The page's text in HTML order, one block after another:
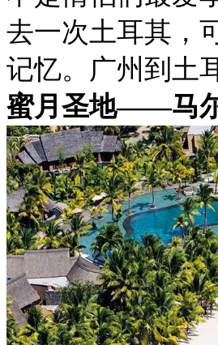
去一次土耳其，
记忆。广州到土
蜜月圣地——马